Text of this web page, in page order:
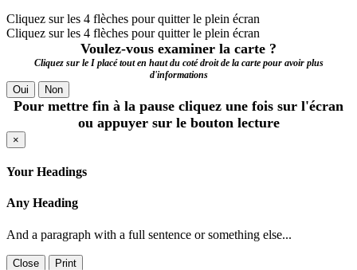
Cliquez sur les 4 flèches pour quitter le plein écran
Cliquez sur les 4 flèches pour quitter le plein écran
Voulez-vous examiner la carte ?
Cliquez sur le I placé tout en haut du coté droit de la carte pour avoir plus
d'informations
Oui Non
Pour mettre fin à la pause cliquez une fois sur l'écran
ou appuyer sur le bouton lecture
×
Your Headings
Any Heading
And a paragraph with a full sentence or something else...
Close Print